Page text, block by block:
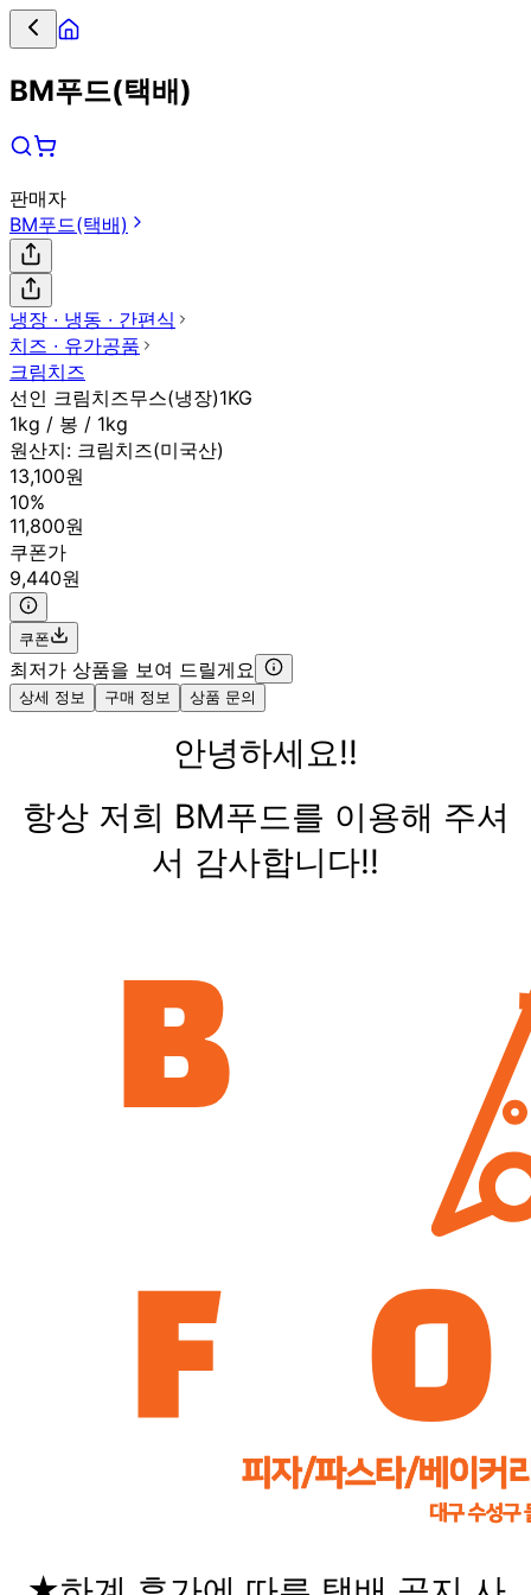
BM푸드(택배)
판매자
BM푸드(택배)
냉장 ∙ 냉동 ∙ 간편식
치즈 ∙ 유가공품
크림치즈
선인 크림치즈무스(냉장)1KG
1kg / 봉 / 1kg
원산지: 크림치즈(미국산)
13,100원
10%
11,800원
쿠폰가
9,440원
쿠폰
최저가 상품을 보여 드릴게요
상세 정보 구매 정보 상품 문의
안녕하세요!!
항상 저희 BM푸드를 이용해 주셔
서 감사합니다!!